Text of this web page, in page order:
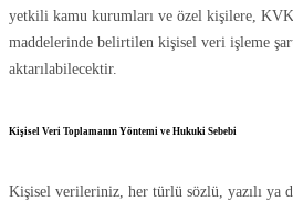
yetkili kamu kurumları ve özel kişilere, KVK
maddelerinde belirtilen kişisel veri işleme
aktarılabilecektir.
Kişisel Veri Toplamanın Yöntemi ve Hukuki Sebebi
Kişisel verileriniz, her türlü sözlü, yazılı ya